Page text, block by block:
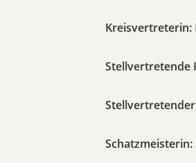
Kreisvertreterin:
Stellvertretende
Schatzmeisterin: